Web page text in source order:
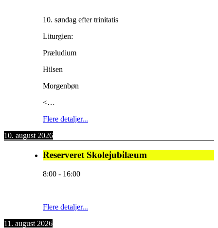
10. søndag efter trinitatis
Liturgien:
Præludium
Hilsen
Morgenbøn
<…
Flere detaljer...
10. august 2026
Reserveret Skolejubilæum
8:00 - 16:00
Flere detaljer...
11. august 2026